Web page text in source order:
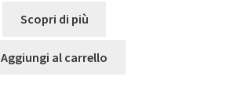
Scopri di più
Aggiungi al carrello